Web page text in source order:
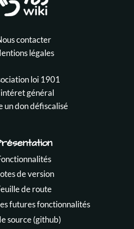
contacter
légales
loi 1901
général
un don défiscalisé
de version
de route
futures fonctionnalités
source (github)